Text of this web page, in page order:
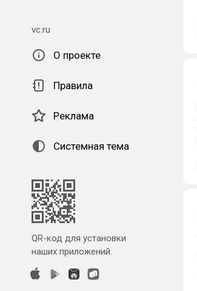
vc.ru
О проекте
Правила
Реклама
Системная тема
QR-код для установки
наших приложений.